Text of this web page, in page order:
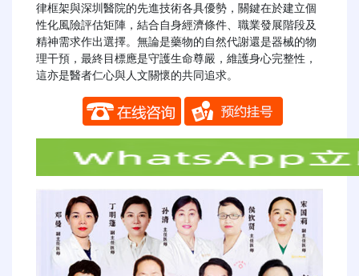
律框架與深圳醫院的先進技術各具優勢，關鍵在於建立個
性化風險評估矩陣，結合自身經濟條件、職業發展階段及
精神需求作出選擇。無論是藥物的自然代謝還是器械的物
理干預，最終目標應是守護生命尊嚴，維護身心完整性，
這亦是醫者仁心與人文關懷的共同追求。